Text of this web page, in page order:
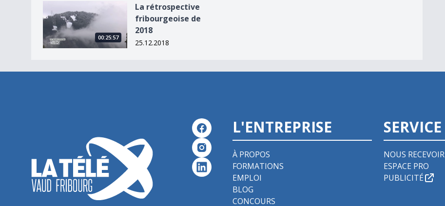
La rétrospective fribourgeoise de 2018
00:25:57
La rétrospective
fribourgeoise de
2018
25.12.2018
L'ENTREPRISE
À PROPOS
FORMATIONS
EMPLOI
BLOG
CONCOURS
SERVICE
NOUS RECEVOIR
ESPACE PRO
PUBLICITÉ